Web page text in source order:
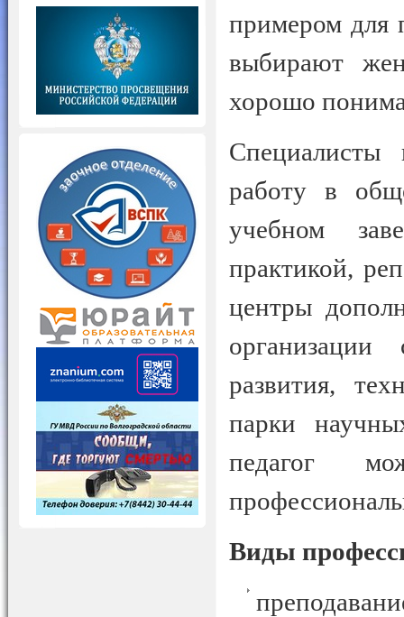
примером для
выбирают
хорошо
Специалисты
работу в
учебном
практикой,
центры
развития,
парки
педагог
Виды